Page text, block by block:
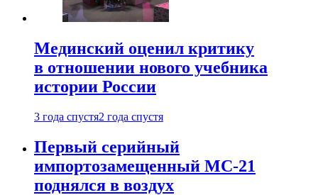
Мединский оценил критику
в отношении нового учебника
истории России
3 года спустя2 года спустя
Первый серийный
импортозамещенный МС-21
поднялся в воздух